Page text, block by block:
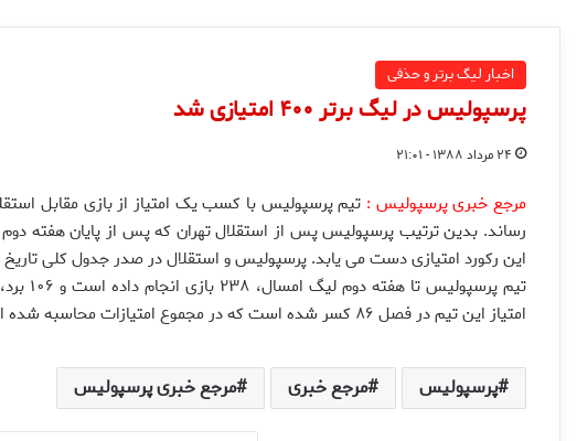
اخبار لیگ برتر و حذفی
پرسپولیس در لیگ برتر ۴۰۰ امتیازی شد
۲۴ مرداد ۱۳۸۸ - ۲۱:۰۱
مرجع خبری پرسپولیس :
این رکورد امتیازی دست می یابد. پرسپولیس و استقلال در صدر جدول کلی
امتیاز این تیم در فصل ۸۶ کسر شده است که در مجموع امتیازات محاسبه شده است.
پرسپولیس مرجع خبری مرجع خبری پرسپولیس